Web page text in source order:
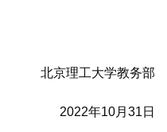
北京理工大学教务部
2022年10月31日